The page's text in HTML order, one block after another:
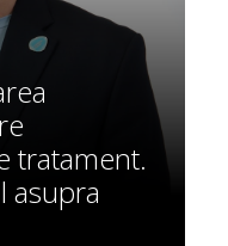
tratament.
asupra